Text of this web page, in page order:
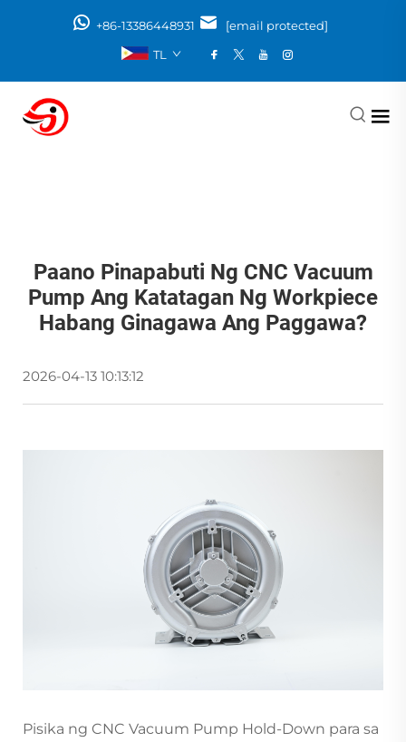
+86-13386448931
[email protected]
TL
Paano Pinapabuti Ng CNC Vacuum
Pump Ang Katatagan Ng Workpiece
Habang Ginagawa Ang Paggawa?
2026-04-13 10:13:12
Pisika ng CNC Vacuum Pump Hold-Down para sa